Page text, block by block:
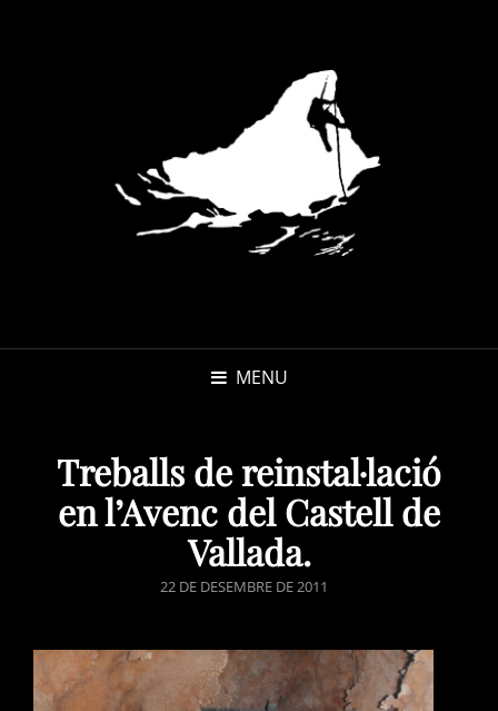
MENU
Treballs de reinstal·lació
en l’Avenc del Castell de
Vallada.
POSTED
22 DE DESEMBRE DE 2011